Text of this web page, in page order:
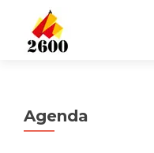
Agenda